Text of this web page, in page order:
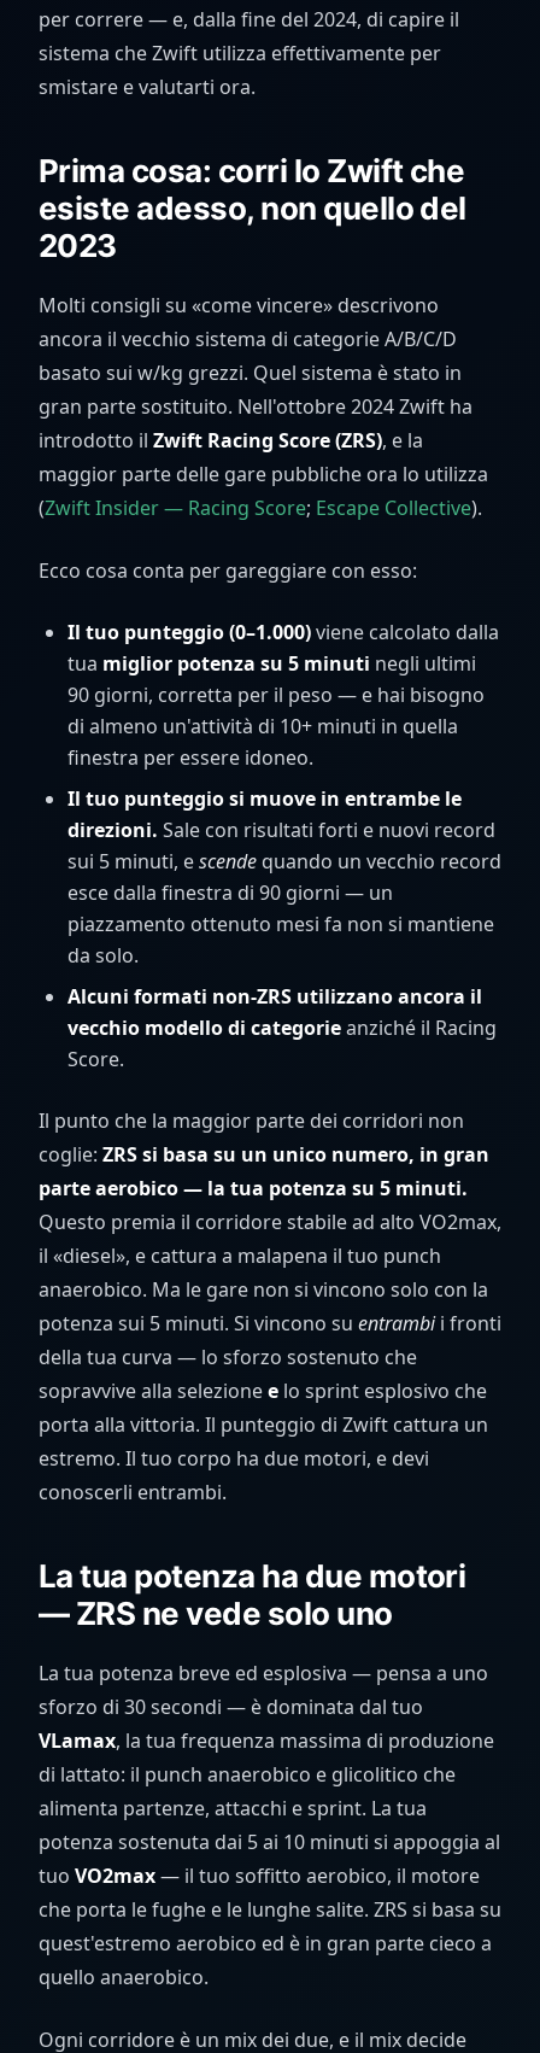
per correre — e, dalla fine del 2024, di capire il
sistema che Zwift utilizza effettivamente per
smistare e valutarti ora.
Prima cosa: corri lo Zwift che
esiste adesso, non quello del
2023
Molti consigli su «come vincere» descrivono
ancora il vecchio sistema di categorie A/B/C/D
basato sui w/kg grezzi. Quel sistema è stato in
gran parte sostituito. Nell'ottobre 2024 Zwift ha
introdotto il Zwift Racing Score (ZRS), e la
maggior parte delle gare pubbliche ora lo utilizza
(Zwift Insider — Racing Score; Escape Collective).
Ecco cosa conta per gareggiare con esso:
Il tuo punteggio (0–1.000)viene calcolato dalla
tua miglior potenza su 5 minuti negli ultimi
90 giorni, corretta per il peso — e hai bisogno
di almeno un'attività di 10+ minuti in quella
finestra per essere idoneo.
Il tuo punteggio si muove in entrambe le
direzioni. Sale con risultati forti e nuovi record
sui 5 minuti, escende quando un vecchio record
esce dalla finestra di 90 giorni — un
piazzamento ottenuto mesi fa non si mantiene
da solo.
Alcuni formati non-ZRS utilizzano ancora il
vecchio modello di categorieanziché il Racing
Score.
Il punto che la maggior parte dei corridori non
coglie: ZRS si basa su un unico numero, in gran
parte aerobico — la tua potenza su 5 minuti.
Questo premia il corridore stabile ad alto VO2max,
il «diesel», e cattura a malapena il tuo punch
anaerobico. Ma le gare non si vincono solo con la
potenza sui 5 minuti. Si vincono su entrambii fronti
della tua curva — lo sforzo sostenuto che
sopravvive alla selezionee lo sprint esplosivo che
porta alla vittoria. Il punteggio di Zwift cattura un
estremo. Il tuo corpo ha due motori, e devi
conoscerli entrambi.
La tua potenza ha due motori
— ZRS ne vede solo uno
La tua potenza breve ed esplosiva — pensa a uno
sforzo di 30 secondi — è dominata dal tuo
VLamax, la tua frequenza massima di produzione
di lattato: il punch anaerobico e glicolitico che
alimenta partenze, attacchi e sprint. La tua
potenza sostenuta dai 5 ai 10 minuti si appoggia al
tuo VO2max— il tuo soffitto aerobico, il motore
che porta le fughe e le lunghe salite. ZRS si basa su
quest'estremo aerobico ed è in gran parte cieco a
quello anaerobico.
Ogni corridore è un mix dei due, e il mix decide